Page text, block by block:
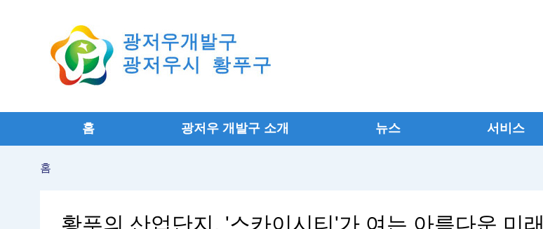
홈 광저우 개발구 소개 뉴스 서비스
홈
황푸의 산업단지, '스카이시티'가 여는 아름다운 미래